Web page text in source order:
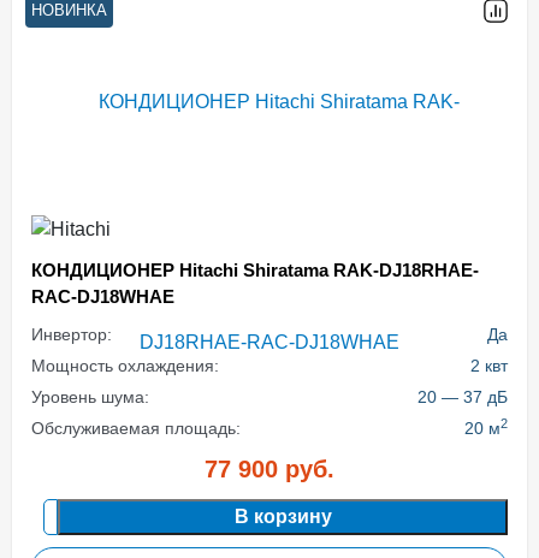
НОВИНКА
КОНДИЦИОНЕР Hitachi Shiratama RAK-DJ18RHAE-
RAC-DJ18WHAE
Инвертор:
Да
Мощность охлаждения:
2 квт
Уровень шума:
20 — 37 дБ
Обслуживаемая площадь:
20 м2
77 900 руб.
В корзину